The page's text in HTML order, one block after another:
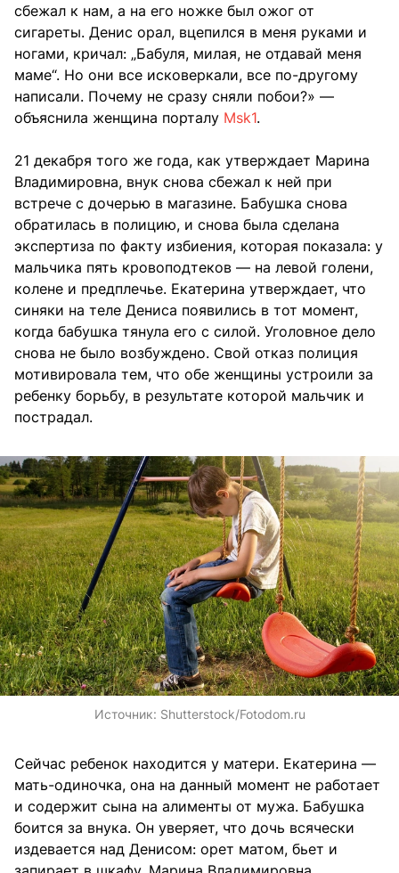
сбежал к нам, а на его ножке был ожог от
сигареты. Денис орал, вцепился в меня руками и
ногами, кричал: „Бабуля, милая, не отдавай меня
маме“. Но они все исковеркали, все по-другому
написали. Почему не сразу сняли побои?» —
объяснила женщина порталу Msk1.
21 декабря того же года, как утверждает Марина
Владимировна, внук снова сбежал к ней при
встрече с дочерью в магазине. Бабушка снова
обратилась в полицию, и снова была сделана
экспертиза по факту избиения, которая показала: у
мальчика пять кровоподтеков — на левой голени,
колене и предплечье. Екатерина утверждает, что
синяки на теле Дениса появились в тот момент,
когда бабушка тянула его с силой. Уголовное дело
снова не было возбуждено. Свой отказ полиция
мотивировала тем, что обе женщины устроили за
ребенку борьбу, в результате которой мальчик и
пострадал.
Источник: Shutterstock/Fotodom.ru
Сейчас ребенок находится у матери. Екатерина —
мать-одиночка, она на данный момент не работает
и содержит сына на алименты от мужа. Бабушка
боится за внука. Он уверяет, что дочь всячески
издевается над Денисом: орет матом, бьет и